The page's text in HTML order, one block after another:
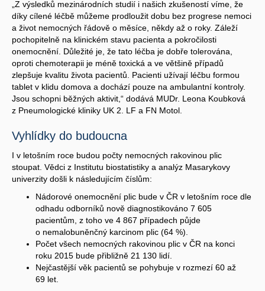
„Z výsledků mezinárodních studií i našich zkušeností víme, že
díky cílené léčbě můžeme prodloužit dobu bez progrese nemoci
a život nemocných řádově o měsíce, někdy až o roky. Záleží
pochopitelně na klinickém stavu pacienta a pokročilosti
onemocnění. Důležité je, že tato léčba je dobře tolerována,
oproti chemoterapii je méně toxická a ve většině případů
zlepšuje kvalitu života pacientů. Pacienti užívají léčbu formou
tablet v klidu domova a dochází pouze na ambulantní kontroly.
Jsou schopni běžných aktivit,“ dodává MUDr. Leona Koubková
z Pneumologické kliniky UK 2. LF a FN Motol.
Vyhlídky do budoucna
I v letošním roce budou počty nemocných rakovinou plic
stoupat. Vědci z Institutu biostatistiky a analýz Masarykovy
univerzity došli k následujícím číslům:
Nádorové onemocnění plic bude v ČR v letošním roce dle
odhadu odborníků nově diagnostikováno 7 605
pacientům, z toho ve 4 867 případech půjde
o nemalobuněnčný karcinom plic (64 %).
Počet všech nemocných rakovinou plic v ČR na konci
roku 2015 bude přibližně 21 130 lidí.
Nejčastější věk pacientů se pohybuje v rozmezí 60 až
69 let.